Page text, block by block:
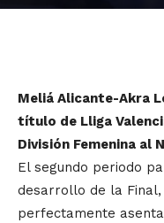
Meliá Alicante-Akra
título de Lliga
División Femenina al
El segundo periodo
desarrollo de la Final,
perfectamente